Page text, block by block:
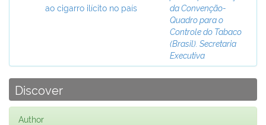
ao cigarro ilícito no país
da Convenção-
Quadro para o
Controle do Tabaco
(Brasil). Secretaria
Executiva
Discover
Author